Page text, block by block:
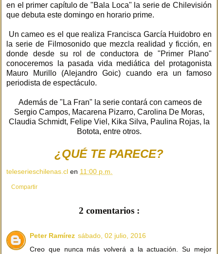
en el primer capítulo de "Bala Loca" la serie de Chilevisión
que debuta este domingo en horario prime.
Un cameo es el que realiza Francisca García Huidobro en
la serie de Filmosonido que mezcla realidad y ficción, en
donde desde su rol de conductora de "Primer Plano"
conoceremos la pasada vida mediática del protagonista
Mauro Murillo (Alejandro Goic) cuando era un famoso
periodista de espectáculo.
Además de "La Fran" la serie contará con cameos de
Sergio Campos, Macarena Pizarro, Carolina De Moras,
Claudia Schmidt, Felipe Viel, Kika Silva, Paulina Rojas, la
Botota, entre otros.
¿QUÉ TE PARECE?
teleserieschilenas.cl en 11:00 p.m.
Compartir
2 comentarios :
Peter Ramírez sábado, 02 julio, 2016
Creo que nunca más volverá a la actuación. Su mejor